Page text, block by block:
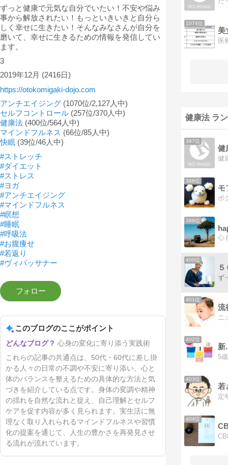
ずっと健康で元気な自分でいたい！不安や悩み
事から解放されたい！もっといきいきと自分ら
しく幸せに生きたい！そんなみなさんが自分を
磨いて、幸せに生きるための情報を発信してい
ます。
3
2019年12月 (2416日)
https://otokomigaki-dojo.com
アンチエイジング (1070位/2,127人中)
セルフコントロール (257位/370人中)
健康法 (400位/564人中)
マインドフルネス (66位/85人中)
快眠 (39位/46人中)
#ストレッチ
#ダイエット
#ストレス
#ヨガ
#アンチエイジング
#マインドフルネス
#瞑想
#睡眠
#呼吸法
#お腹痩せ
#若返り
#ヴィパッサナー
このブログのここがポイント
心身の変化に寄り添う実践術
これらの記事の共通点は、50代・60代に差し掛
かる人々の日常の不調や不安に寄り添い、心と
体のバランスを整えるための具体的な方法と気
づきを紹介している点です。身体の変調や精神
の揺れを自然な流れと捉え、自己理解とセルフ
ケアを促す内容が多く見られます。実生活に無
理なく取り入れられるマインドフルネスや習慣
化の提案を通じて、人生の豊かさを再発見させ
る流れが流れています。
1074位
美
医
健康法 ラ
397位
健
健
398位
モ
399位
400位
401位
流
402位
新
403位
若
404位